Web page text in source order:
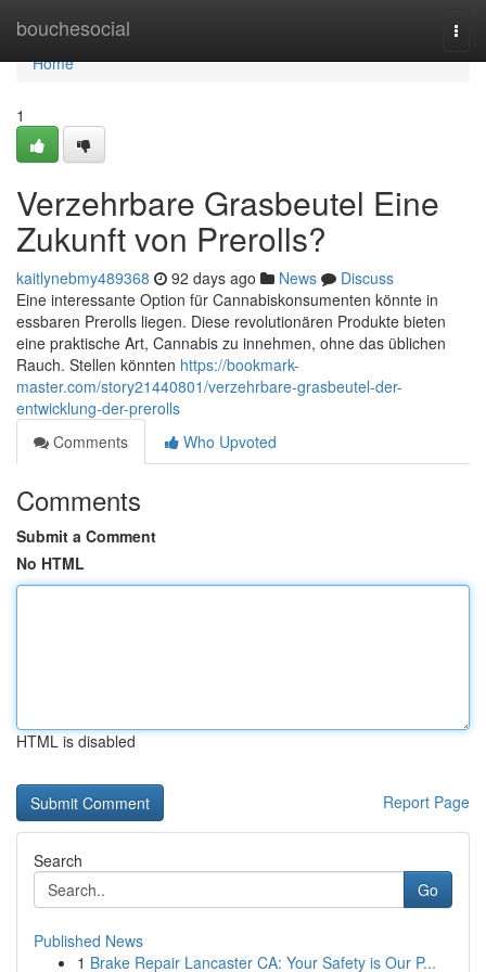
bouchesocial
Home
Home
1
Verzehrbare Grasbeutel Eine
Zukunft von Prerolls?
kaitlynebmy489368 92 days ago News
Discuss
Eine interessante Option für Cannabiskonsumenten könnte in
essbaren Prerolls liegen. Diese revolutionären Produkte bieten
eine praktische Art, Cannabis zu innehmen, ohne das üblichen
Rauch. Stellen könnten https://bookmark-
master.com/story21440801/verzehrbare-grasbeutel-der-
entwicklung-der-prerolls
Comments
Who Upvoted
Comments
Submit a Comment
No HTML
HTML is disabled
Report Page
Search
Go
Published News
1 Brake Repair Lancaster CA: Your Safety is Our P...